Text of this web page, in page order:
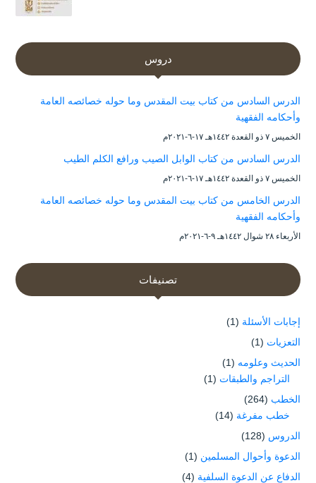
دروس
الدرس السادس من كتاب بيت المقدس وما حوله خصائصه العامة
وأحكامه الفقهية
الخميس ۷ ذو القعدة ۱٤٤۲هـ ۱۷-٦-۲۰۲۱م
الدرس السادس من كتاب الوابل الصيب ورافع الكلم الطيب
الخميس ۷ ذو القعدة ۱٤٤۲هـ ۱۷-٦-۲۰۲۱م
الدرس الخامس من كتاب بيت المقدس وما حوله خصائصه العامة
وأحكامه الفقهية
الأربعاء ۲۸ شوال ۱٤٤۲هـ ۹-٦-۲۰۲۱م
تصنيفات
إجابات الأسئلة (1)
التعزيات (1)
الحديث وعلومه (1)
التراجم والطبقات (1)
الخطب (264)
خطب مفرغة (14)
الدروس (128)
الدعوة وأحوال المسلمين (1)
الدفاع عن الدعوة السلفية (4)